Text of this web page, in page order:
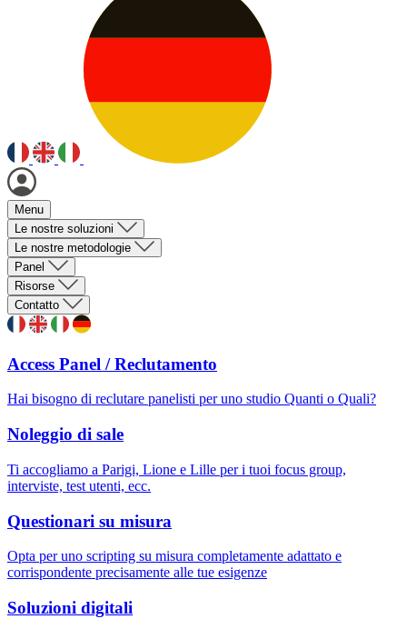
Menu
Le nostre soluzioni
Le nostre metodologie
Panel
Risorse
Contatto
Access Panel / Reclutamento
Hai bisogno di reclutare panelisti per uno studio Quanti o Quali?
Noleggio di sale
Ti accogliamo a Parigi, Lione e Lille per i tuoi focus group,
interviste, test utenti, ecc.
Questionari su misura
Opta per uno scripting su misura completamente adattato e
corrispondente precisamente alle tue esigenze
Soluzioni digitali